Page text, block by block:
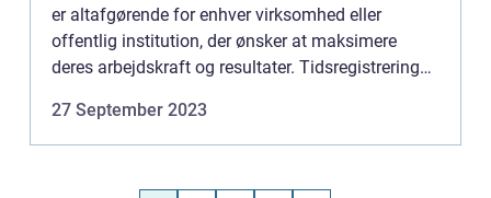
er altafgørende for enhver virksomhed eller
offentlig institution, der ønsker at maksimere
deres arbejdskraft og resultater. Tidsregistrering
27 September 2023